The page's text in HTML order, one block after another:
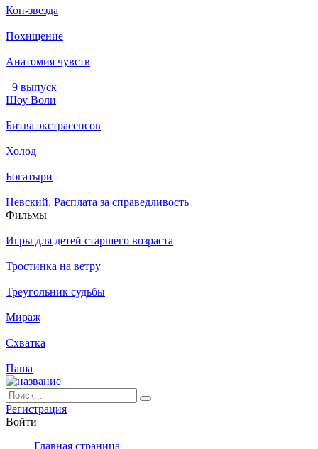
Коп-звезда
Похищение
Анатомия чувств
+9 выпуск
Шоу Воли
Битва экстрасенсов
Холод
Богатыри
Невский. Расплата за справедливость
Филь­мы
Игры для детей старшего возраста
Тростинка на ветру
Треугольник судьбы
Мираж
Схватка
Паша
Ре­ги­ст­ра­ция
Вой­ти
Глав­ная стра­ни­ца